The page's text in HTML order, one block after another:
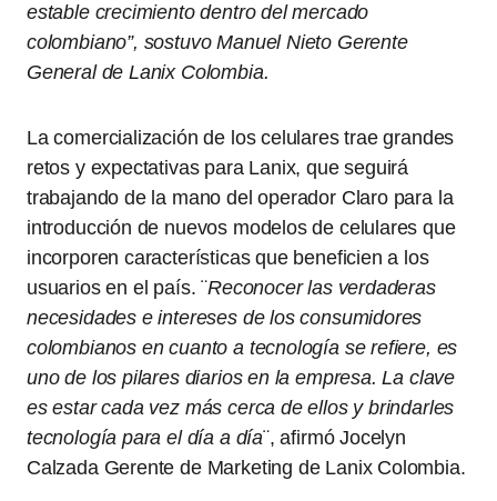
estable crecimiento dentro del mercado
colombiano”, sostuvo Manuel Nieto Gerente
General de Lanix Colombia.
La comercialización de los celulares trae grandes
retos y expectativas para Lanix, que seguirá
trabajando de la mano del operador Claro para la
introducción de nuevos modelos de celulares que
incorporen características que beneficien a los
usuarios en el país. ¨Reconocer las verdaderas
necesidades e intereses de los consumidores
colombianos en cuanto a tecnología se refiere, es
uno de los pilares diarios en la empresa. La clave
es estar cada vez más cerca de ellos y brindarles
tecnología para el día a día¨, afirmó Jocelyn
Calzada Gerente de Marketing de Lanix Colombia.